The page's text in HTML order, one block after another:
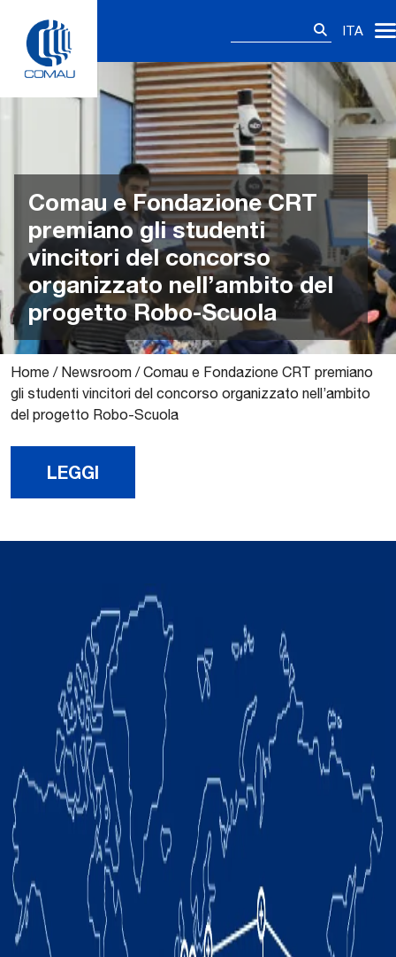
content
ITA
Comau e Fondazione CRT
premiano gli studenti
vincitori del concorso
organizzato nell’ambito del
progetto Robo-Scuola
Home / Newsroom /Comau e Fondazione CRT premiano
gli studenti vincitori del concorso organizzato nell’ambito
del progetto Robo-Scuola
LEGGI